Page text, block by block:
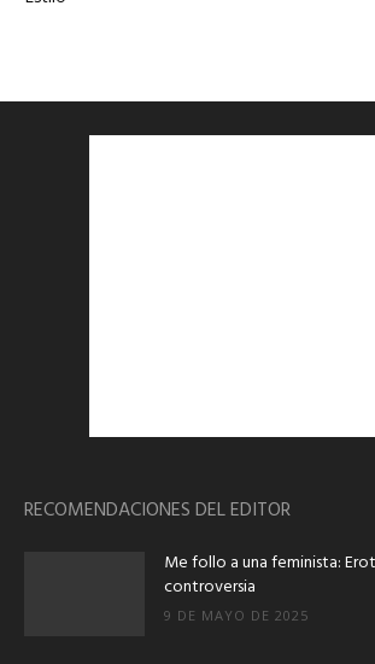
RECOMENDACIONES DEL EDITOR
Me follo a una feminista:
controversia
9 DE MAYO DE 2025